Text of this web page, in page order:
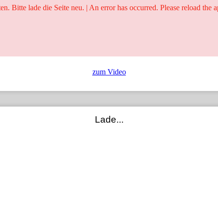
zum Video
Lade...
Bitte lade die Seite neu. | An error has occurred. Please reload the